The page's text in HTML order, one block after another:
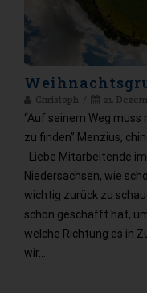
Christoph 21.
“Auf seinem Weg
zu finden” Menzius,
Liebe Mitarbeitende
Niedersachsen, wie
wichtig zurück zu
schon geschafft hat,
welche Richtung es in
wir…